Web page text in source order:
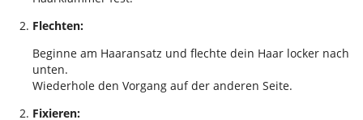
Flechten:
Beginne am Haaransatz und flechte dein Haar locker nach
unten.
Wiederhole den Vorgang auf der anderen Seite.
Fixieren: